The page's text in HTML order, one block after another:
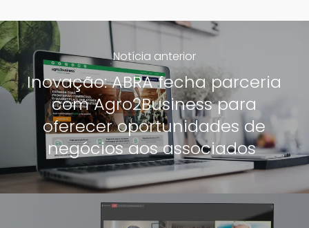
Notícia anterior
Inovação: ABRA fecha parceria
com Agro2Business para
oferecer oportunidades de
negócios aos associados